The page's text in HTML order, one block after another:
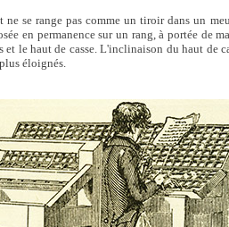
se range pas comme un tiroir dans un
en permanence sur un rang, à portée de
le haut de casse. L'inclinaison du haut de
éloignés.